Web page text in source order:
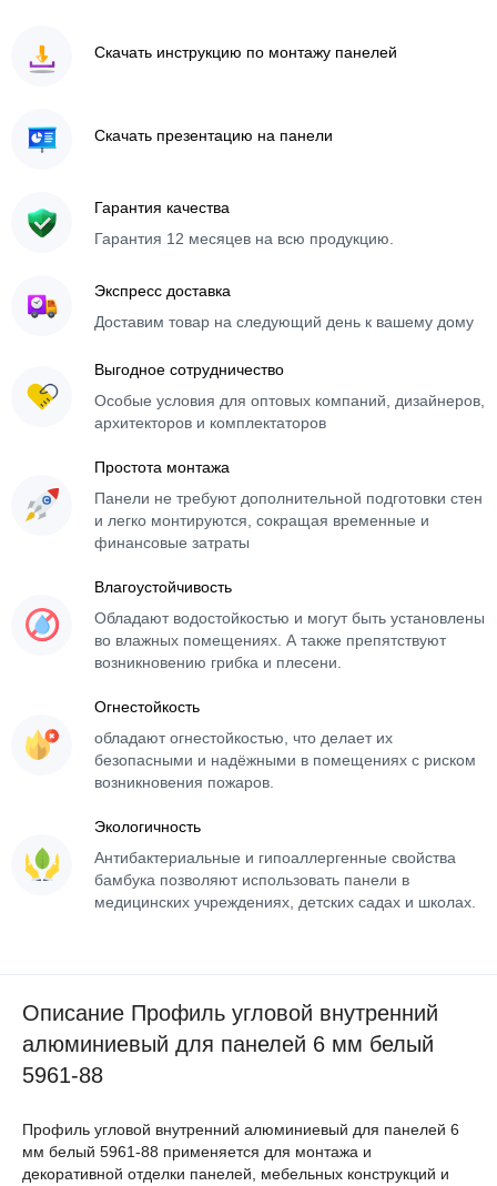
Скачать инструкцию по монтажу панелей
Скачать презентацию на панели
Гарантия качества
Гарантия 12 месяцев на всю продукцию.
Экспресс доставка
Доставим товар на следующий день к вашему дому
Выгодное сотрудничество
Особые условия для оптовых компаний, дизайнеров,
архитекторов и комплектаторов
Простота монтажа
Панели не требуют дополнительной подготовки стен
и легко монтируются, сокращая временные и
финансовые затраты
Влагоустойчивость
Обладают водостойкостью и могут быть установлены
во влажных помещениях. А также препятствуют
возникновению грибка и плесени.
Огнестойкость
обладают огнестойкостью, что делает их
безопасными и надёжными в помещениях с риском
возникновения пожаров.
Экологичность
Антибактериальные и гипоаллергенные свойства
бамбука позволяют использовать панели в
медицинских учреждениях, детских садах и школах.
Описание Профиль угловой внутренний
алюминиевый для панелей 6 мм белый
5961-88
Профиль угловой внутренний алюминиевый для панелей 6
мм белый 5961-88 применяется для монтажа и
декоративной отделки панелей, мебельных конструкций и